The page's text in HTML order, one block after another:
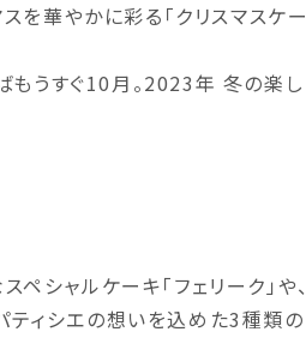
スを華やかに彩る「クリスマスケー
うすぐ10月。2023年 冬の楽し
シャルケーキ「フェリーク」や、
ティシエの想いを込めた3種類の